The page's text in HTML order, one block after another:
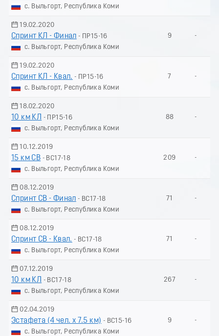
с. Выльгорт, Республика Коми
19.02.2020
Спринт КЛ - Финал - ПР15-16
с. Выльгорт, Республика Коми
9 -
19.02.2020
Спринт КЛ - Квал. - ПР15-16
с. Выльгорт, Республика Коми
7 -
18.02.2020
10 км КЛ
- ПР15-16
с. Выльгорт, Республика Коми
88 -
10.12.2019
15 км СВ - ВС17-18
с. Выльгорт, Республика Коми
209 -
08.12.2019
Спринт СВ - Финал - ВС17-18
с. Выльгорт, Республика Коми
71 -
08.12.2019
Спринт СВ - Квал. - ВС17-18
с. Выльгорт, Республика Коми
71 -
07.12.2019
10 км КЛ
- ВС17-18
с. Выльгорт, Республика Коми
267 -
02.04.2019
Эстафета (4 чел. х 7.5 км) - ВС15-16
с. Выльгорт, Республика Коми
9 -